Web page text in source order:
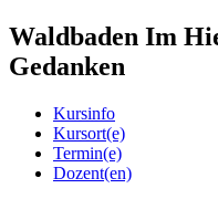
Waldbaden Im
Gedanken
Kursinfo
Kursort(e)
Termin(e)
Dozent(en)